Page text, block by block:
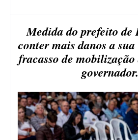
Medida do prefeito de
conter mais danos a
fracasso de
governador.